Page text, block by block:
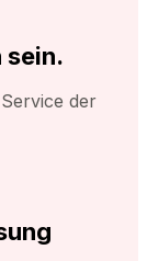
sein.
der